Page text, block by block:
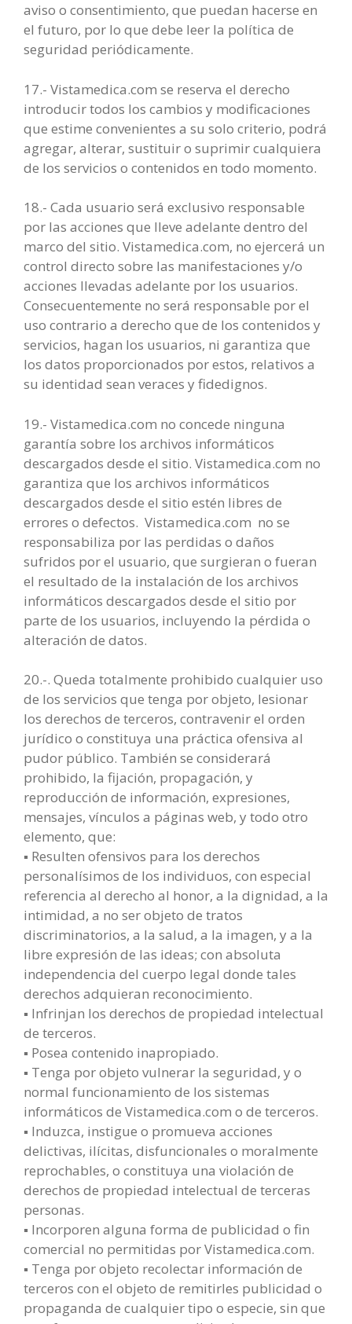
aviso o consentimiento, que puedan hacerse en
el futuro, por lo que debe leer la política de
seguridad periódicamente.
17.- Vistamedica.com se reserva el derecho
introducir todos los cambios y modificaciones
que estime convenientes a su solo criterio, podrá
agregar, alterar, sustituir o suprimir cualquiera
de los servicios o contenidos en todo momento.
18.- Cada usuario será exclusivo responsable
por las acciones que lleve adelante dentro del
marco del sitio. Vistamedica.com, no ejercerá un
control directo sobre las manifestaciones y/o
acciones llevadas adelante por los usuarios.
Consecuentemente no será responsable por el
uso contrario a derecho que de los contenidos y
servicios, hagan los usuarios, ni garantiza que
los datos proporcionados por estos, relativos a
su identidad sean veraces y fidedignos.
19.- Vistamedica.com no concede ninguna
garantía sobre los archivos informáticos
descargados desde el sitio. Vistamedica.com no
garantiza que los archivos informáticos
descargados desde el sitio estén libres de
errores o defectos. Vistamedica.com no se
responsabiliza por las perdidas o daños
sufridos por el usuario, que surgieran o fueran
el resultado de la instalación de los archivos
informáticos descargados desde el sitio por
parte de los usuarios, incluyendo la pérdida o
alteración de datos.
20.-. Queda totalmente prohibido cualquier uso
de los servicios que tenga por objeto, lesionar
los derechos de terceros, contravenir el orden
jurídico o constituya una práctica ofensiva al
pudor público. También se considerará
prohibido, la fijación, propagación, y
reproducción de información, expresiones,
mensajes, vínculos a páginas web, y todo otro
elemento, que:
▪ Resulten ofensivos para los derechos
personalísimos de los individuos, con especial
referencia al derecho al honor, a la dignidad, a la
intimidad, a no ser objeto de tratos
discriminatorios, a la salud, a la imagen, y a la
libre expresión de las ideas; con absoluta
independencia del cuerpo legal donde tales
derechos adquieran reconocimiento.
▪ Infrinjan los derechos de propiedad intelectual
de terceros.
▪ Posea contenido inapropiado.
▪ Tenga por objeto vulnerar la seguridad, y o
normal funcionamiento de los sistemas
informáticos de Vistamedica.com o de terceros.
▪ Induzca, instigue o promueva acciones
delictivas, ilícitas, disfuncionales o moralmente
reprochables, o constituya una violación de
derechos de propiedad intelectual de terceras
personas.
▪ Incorporen alguna forma de publicidad o fin
comercial no permitidas por Vistamedica.com.
▪ Tenga por objeto recolectar información de
terceros con el objeto de remitirles publicidad o
propaganda de cualquier tipo o especie, sin que